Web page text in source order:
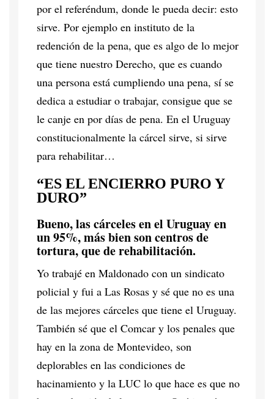
por el referéndum, donde le pueda decir: esto
sirve. Por ejemplo en instituto de la
redención de la pena, que es algo de lo mejor
que tiene nuestro Derecho, que es cuando
una persona está cumpliendo una pena, sí se
dedica a estudiar o trabajar, consigue que se
le canje en por días de pena. En el Uruguay
constitucionalmente la cárcel sirve, si sirve
para rehabilitar…
“ES EL ENCIERRO PURO Y
DURO”
Bueno, las cárceles en el Uruguay en
un 95%, más bien son centros de
tortura, que de rehabilitación.
Yo trabajé en Maldonado con un sindicato
policial y fui a Las Rosas y sé que no es una
de las mejores cárceles que tiene el Uruguay.
También sé que el Comcar y los penales que
hay en la zona de Montevideo, son
deplorables en las condiciones de
hacinamiento y la LUC lo que hace es que no